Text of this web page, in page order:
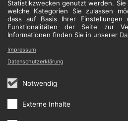
Statistikzwecken genutzt werden.
welche Kategorien Sie zulassen
dass auf Basis Ihrer Einstellungen
Funktionalitäten der Seite zur
Informationen finden Sie in unserer
Notwendig
Externe Inhalte
Impressum
Datenschutzerklärung